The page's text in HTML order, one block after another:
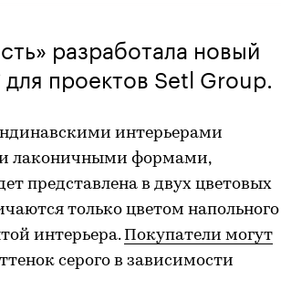
разработала новый
проектов Setl Group.
интерьерами
лаконичными формами,
представлена в двух цветовых
только цветом напольного
интерьера. Покупатели могут
серого в зависимости